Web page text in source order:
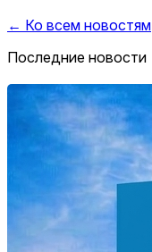
← Ко всем новостям
Последние новости